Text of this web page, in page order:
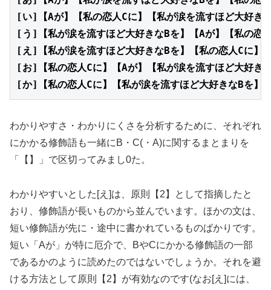
[い]【Aが】【私の恋人Cに】【私が涙を流すほど大好き
[う]【私が涙を流すほど大好きなBを】【Aが】【私の恋
[え]【私が涙を流すほど大好きなBを】【私の恋人Cに】
[お]【私の恋人Cに】【Aが】【私が涙を流すほど大好き
[か]【私の恋人Cに】【私が涙を流すほど大好きなBを】
わかりやすさ・わかりにくさを分析するために、それぞれ
にかかる修飾語も一緒にB・C(・A)に関するまとまりを
「【】」で区切ってみまし0た。
わかりやすいとした[え]は、原則【2】として指摘したと
おり、修飾語が長いものから並んでいます。ほかの文は、
短い修飾語が先に・途中に書かれているものばかりです。
短い「Aが」が特に厄介で、BやCにかかる修飾語の一部
であるかのように読めたのではないでしょうか。それを避
ける方法として原則【2】が有効なのです(なお[え]には、